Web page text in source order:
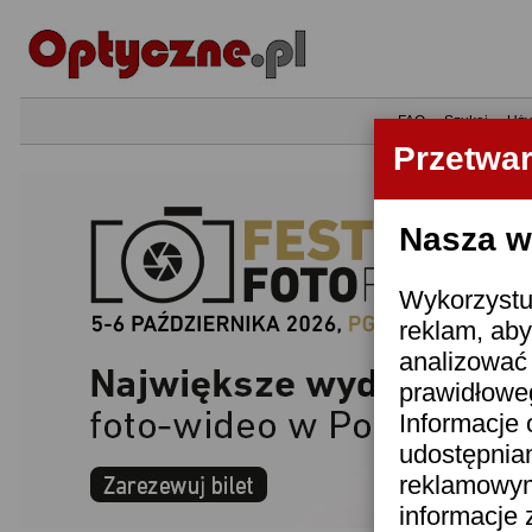
Nasza
reklam,
Informacje
informacje
•FAQ•Szukaj•